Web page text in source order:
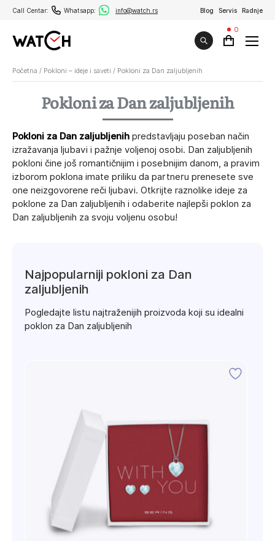
Call Centar: Whatsapp: info@watch.rs Blog Servis Radnje
0
Početna / Pokloni – ideje i saveti / Pokloni za Dan zaljubljenih
Pokloni za Dan zaljubljenih
Pokloni za Dan zaljubljenih predstavljaju poseban način
izražavanja ljubavi i pažnje voljenoj osobi. Dan zaljubljenih
pokloni čine još romantičnijim i posebnijim danom, a pravim
izborom poklona imate priliku da partneru prenesete sve
one neizgovorene reči ljubavi. Otkrijte raznolike ideje za
poklone za Dan zaljubljenih i odaberite najlepši poklon za
Dan zaljubljenih za svoju voljenu osobu!
Najpopularniji pokloni za Dan
zaljubljenih
Pogledajte listu najtraženijih proizvoda koji su idealni
poklon za Dan zaljubljenih